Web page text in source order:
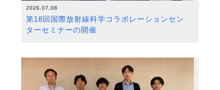
2026.07.08
第18回国際放射線科学コラボレーションセン
ターセミナーの開催